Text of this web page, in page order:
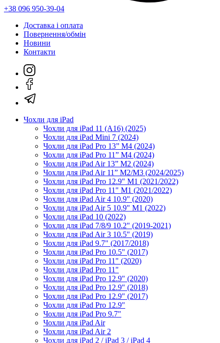
+38 096 950-39-04
Доставка і оплата
Повернення/обмін
Новини
Контакти
Чохли для iPad
Чохли для iPad 11 (A16) (2025)
Чохли для iPad Mini 7 (2024)
Чохли для iPad Pro 13” M4 (2024)
Чохли для iPad Pro 11” M4 (2024)
Чохли для iPad Air 13” M2 (2024)
Чохли для iPad Air 11” M2/M3 (2024/2025)
Чохли для iPad Pro 12.9" M1 (2021/2022)
Чохли для iPad Pro 11" M1 (2021/2022)
Чохли для iPad Air 4 10.9" (2020)
Чохли для iPad Air 5 10.9" M1 (2022)
Чохли для iPad 10 (2022)
Чохли для iPad 7/8/9 10.2" (2019-2021)
Чохли для iPad Air 3 10.5" (2019)
Чохли для iPad 9.7" (2017/2018)
Чохли для iPad Pro 10.5" (2017)
Чохли для iPad Pro 11" (2020)
Чохли для iPad Pro 11"
Чохли для iPad Pro 12.9" (2020)
Чохли для iPad Pro 12.9" (2018)
Чохли для iPad Pro 12.9" (2017)
Чохли для iPad Pro 12.9"
Чохли для iPad Pro 9.7"
Чохли для iPad Air
Чохли для iPad Air 2
Чохли для iPad 2 / iPad 3 / iPad 4